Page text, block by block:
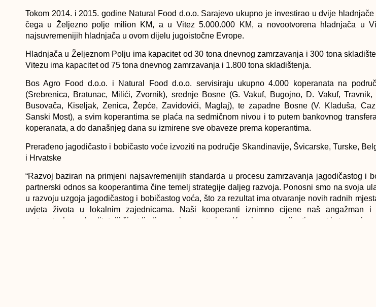
Tokom 2014. i 2015. godine Natural Food d.o.o. Sarajevo ukupno je investirao u dvije hladnjače
čega u Željezno polje milion KM, a u Vitez 5.000.000 KM, a novootvorena hladnjača u
najsuvremenijih hladnjača u ovom dijelu jugoistočne Evrope.
Hladnjača u Željeznom Polju ima kapacitet od 30 tona dnevnog zamrzavanja i 300 tona
Vitezu ima kapacitet od 75 tona dnevnog zamrzavanja i 1.800 tona skladištenja.
Bos Agro Food d.o.o. i Natural Food d.o.o. servisiraju ukupno 4.000 koperanata na
(Srebrenica, Bratunac, Milići, Zvornik), srednje Bosne (G. Vakuf, Bugojno, D. Vakuf,
Busovača, Kiseljak, Zenica, Žepće, Zavidovići, Maglaj), te zapadne Bosne (V. Kladuša,
Sanski Most), a svim koperantima se plaća na sedmičnom nivou i to putem bankovnog
koperanata, a do današnjeg dana su izmirene sve obaveze prema koperantima.
Prerađeno jagodičasto i bobičasto voće izvoziti na područje Skandinavije, Švicarske, Turske,
i Hrvatske
“Razvoj baziran na primjeni najsavremenijih standarda u procesu zamrzavanja jagodičastog i
partnerski odnos sa kooperantima čine temelj strategije daljeg razvoja. Ponosni smo na svoja
u razvoju uzgoja jagodičastog i bobičastog voća, što za rezultat ima otvaranje novih radnih
uvjeta života u lokalnim zajednicama. Naši kooperanti iznimno cijene naš angažman i
pretpostavke za kvalitetniji život ljudi na ovim prostorima. Kroz izvoznu orijentiranost i stvaranje